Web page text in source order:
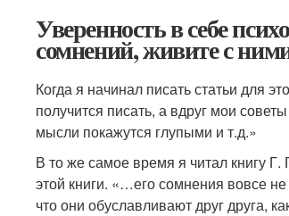
Уверенность в себе
сомнений, живите с
Когда я начинал писать статьи для
получится писать, а вдруг мои
мысли покажутся глупыми и т.д.»
В то же самое время я читал книгу
этой книги. «…его сомнения вовсе
что они обуславливают друг друга,